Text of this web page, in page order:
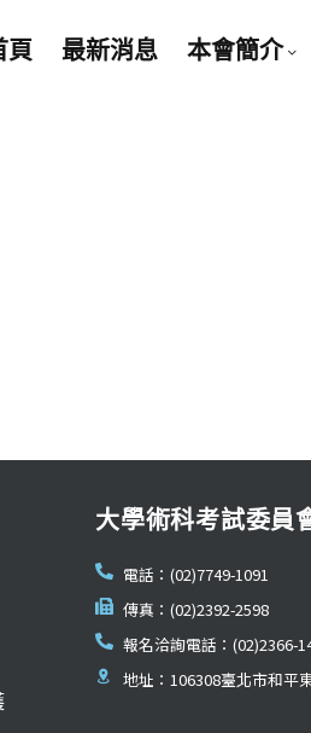
頁 最新消息 本會簡介
大學術科考試委員
電話：(02)7749-1091
傳真：(02)2392-2598
報名洽詢電話：(02)2366-
地址：106308臺北市和平